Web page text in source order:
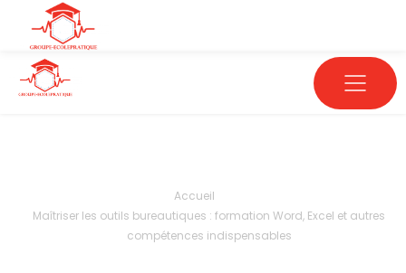
Accueil
Maîtriser les outils bureautiques : formation Word, Excel et autres
compétences indispensables